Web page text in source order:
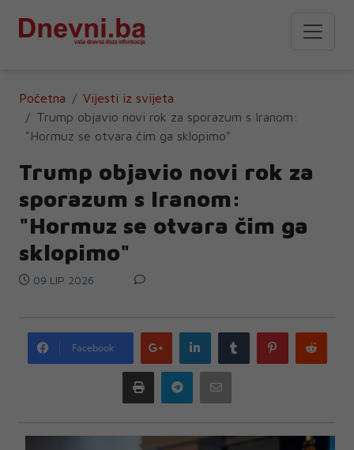
Početna
Vijesti iz svijeta
Trump objavio novi rok za sporazum s Iranom:
"Hormuz se otvara čim ga sklopimo"
Trump objavio novi rok za
sporazum s Iranom:
"Hormuz se otvara čim ga
sklopimo"
09 LIP 2026
Facebook
Google
plus
LinkedIn Tumblr Pinterest
Print Telegram